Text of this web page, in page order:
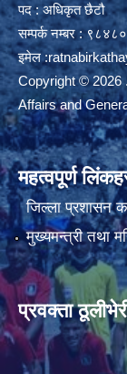
पद : अधिकृत छैटौ
सम्पर्क नम्बर :
इमेल :
Copyright © 2026
Affairs and
महत्वपूर्ण
जिल्ला प्रशासन
मुख्यमन्त्री तथा
प्रवक्ता